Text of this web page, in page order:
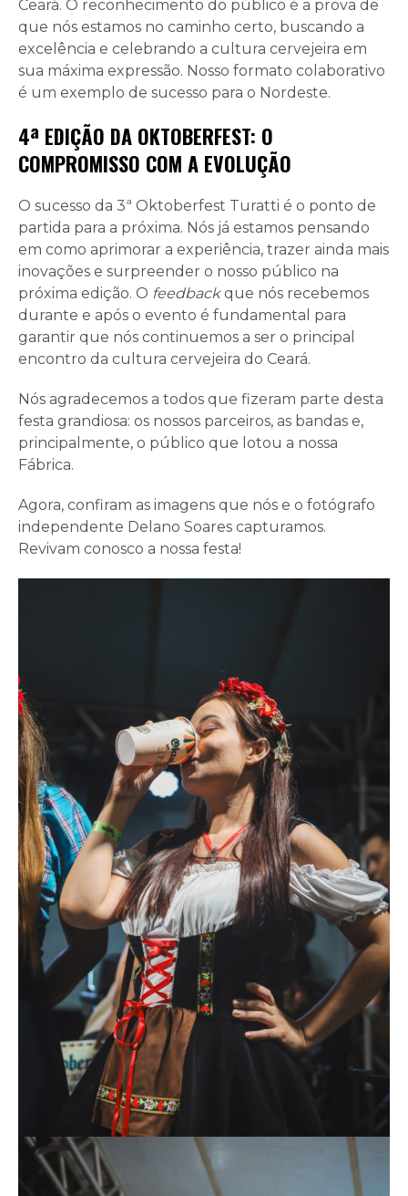
Ceará. O reconhecimento do público é a prova de
que nós estamos no caminho certo, buscando a
excelência e celebrando a cultura cervejeira em
sua máxima expressão. Nosso formato colaborativo
é um exemplo de sucesso para o Nordeste.
4ª EDIÇÃO DA OKTOBERFEST: O
COMPROMISSO COM A EVOLUÇÃO
O sucesso da 3ª Oktoberfest Turatti é o ponto de
partida para a próxima. Nós já estamos pensando
em como aprimorar a experiência, trazer ainda mais
inovações e surpreender o nosso público na
próxima edição. O feedbackque nós recebemos
durante e após o evento é fundamental para
garantir que nós continuemos a ser o principal
encontro da cultura cervejeira do Ceará.
Nós agradecemos a todos que fizeram parte desta
festa grandiosa: os nossos parceiros, as bandas e,
principalmente, o público que lotou a nossa
Fábrica.
Agora, confiram as imagens que nós e o fotógrafo
independente Delano Soares capturamos.
Revivam conosco a nossa festa!